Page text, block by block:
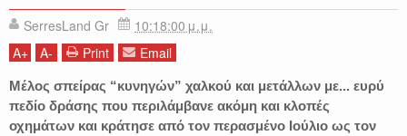
SerresLand Gr
10:18:00 μ.μ.
A+ A- Print Email
Μέλος σπείρας “κυνηγών” χαλκού και μετάλλων με... ευρύ
πεδίο δράσης που περιλάμβανε ακόμη και κλοπές
οχημάτων και κράτησε από τον περασμένο Ιούλιο ως τον